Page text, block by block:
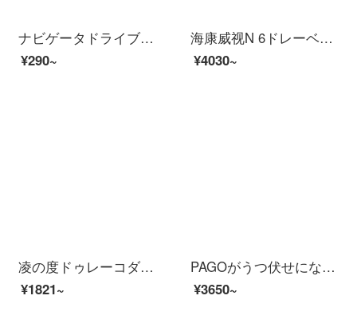
ナビゲータドライブレコーダーユニバーサル3.7v聚合物锂电池可充电耐高温内置电芯大容量 米白色 进口索尼-543450
¥290~
海康威视N 6ドレーベルダ・ハイビアン夜見の前後に二重レーンズメディックをダブル録画しました。
¥4030~
凌の度ドゥレーコダマ前后ダブル录画ハイビアン夜見10イレンチフルスクリーンメーディ在车监督电子犬逆画像パノラマ携帯関连WiFiセト一：4.3イチ前后ダブル录画+32 G
¥1821~
PAGOがうつ伏せになっている犬ドライブレコーダ4 K新しいGoSafe 560 WiFi超ハビビィ2160 P夜見ミニ非表示驻车监视公式仕様
¥3650~